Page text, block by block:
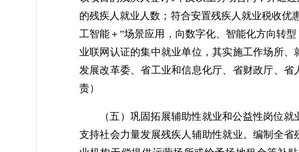
的残疾人就业人数；符合安置残疾人就业税收优
工智能＋”场景应用，向数字化、智能化方向转
业联网认证的集中就业单位，其实施工作场所、
发展改革委、省工业和信息化厅、省财政厅、
责）
（五）巩固拓展辅助性就业和公益性岗位就
支持社会力量发展残疾人辅助性就业。编制全